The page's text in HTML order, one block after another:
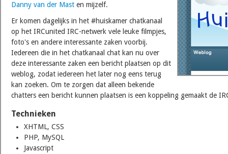
Danny van der Mast en mijzelf.
Er komen dagelijks in het #huiskamer chatkanaal
op het IRCunited IRC-netwerk vele leuke filmpjes,
foto's en andere interessante zaken voorbij.
Iedereen die in het chatkanaal chat kan nu over
deze interessante zaken een bericht plaatsen op dit
weblog, zodat iedereen het later nog eens terug
kan zoeken. Om te zorgen dat alleen bekende
chatters een bericht kunnen plaatsen is een koppeling gemaakt de
Technieken
XHTML, CSS
PHP, MySQL
Javascript